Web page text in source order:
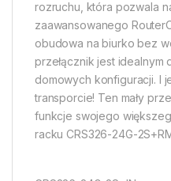
rozruchu, która pozwala
zaawansowanego
obudowa na biurko bez
przełącznik jest
domowych konfiguracji. I
transporcie! Ten mały
funkcje swojego
racku CRS326-24G-